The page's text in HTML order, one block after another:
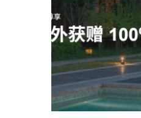
高
赠
送
100%，
白
板
会
籍
友